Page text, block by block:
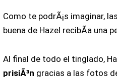
Como te podrÃ¡s imaginar,
buena de Hazel recibÃ­a una
Al final de todo el tinglado,
prisiÃ³n gracias a las fotos